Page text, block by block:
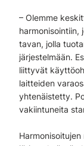
– Olemme
tavan, jolla
järjestelmään.
liittyvät
laitteiden
yhtenäistetty.
vakiintuneita